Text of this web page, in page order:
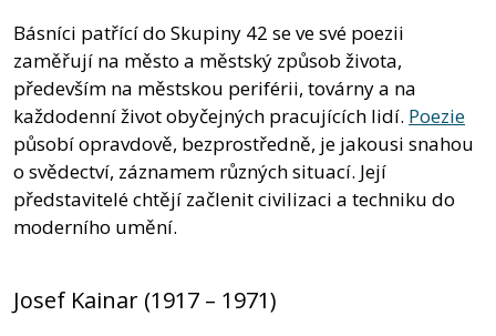
Básníci patřící do Skupiny 42 se ve své poezii
zaměřují na město a městský způsob života,
především na městskou periférii, továrny a na
každodenní život obyčejných pracujících lidí. Poezie
působí opravdově, bezprostředně, je jakousi snahou
o svědectví, záznamem různých situací. Její
představitelé chtějí začlenit civilizaci a techniku do
moderního umění.
Josef Kainar (1917 – 1971)